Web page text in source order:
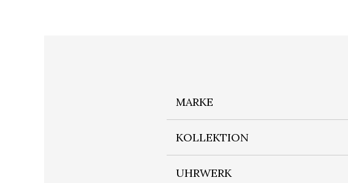
MARKE
KOLLEKTION
UHRWERK